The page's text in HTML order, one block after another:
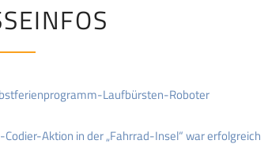
Gremien
Laufbürsten-Roboter
Codier-Aktion in der „Fahrrad-Insel“ war erfolgreich